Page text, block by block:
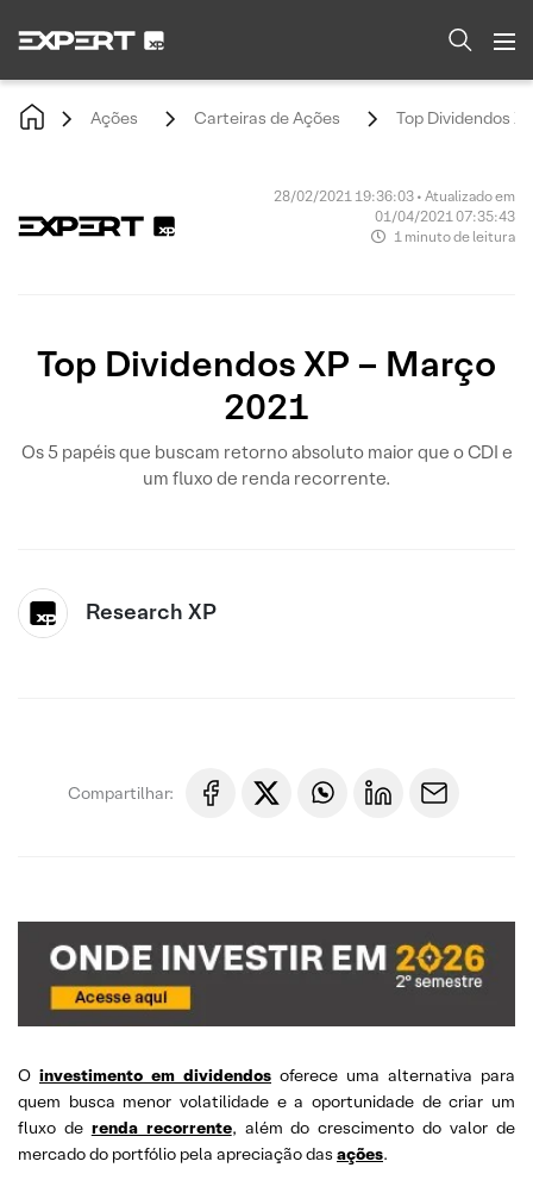
Ações Carteiras de Ações Top Dividendos
28/02/2021 19:36:03 • Atualizado em
01/04/2021 07:35:43
1 minuto de leitura
Top Dividendos XP – Março
2021
Os 5 papéis que buscam retorno absoluto maior que o CDI e
um fluxo de renda recorrente.
Research XP
Compartilhar:
O investimento em dividendos oferece uma alternativa para
quem busca menor volatilidade e a oportunidade de criar um
fluxo de renda recorrente, além do crescimento do valor de
mercado do portfólio pela apreciação das ações.